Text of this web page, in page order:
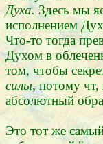
Духа.Здесь мы
исполнением
Что-то тогда
Духом в
том, чтобы
силы,потому чт,
абсолютный
Это тот же